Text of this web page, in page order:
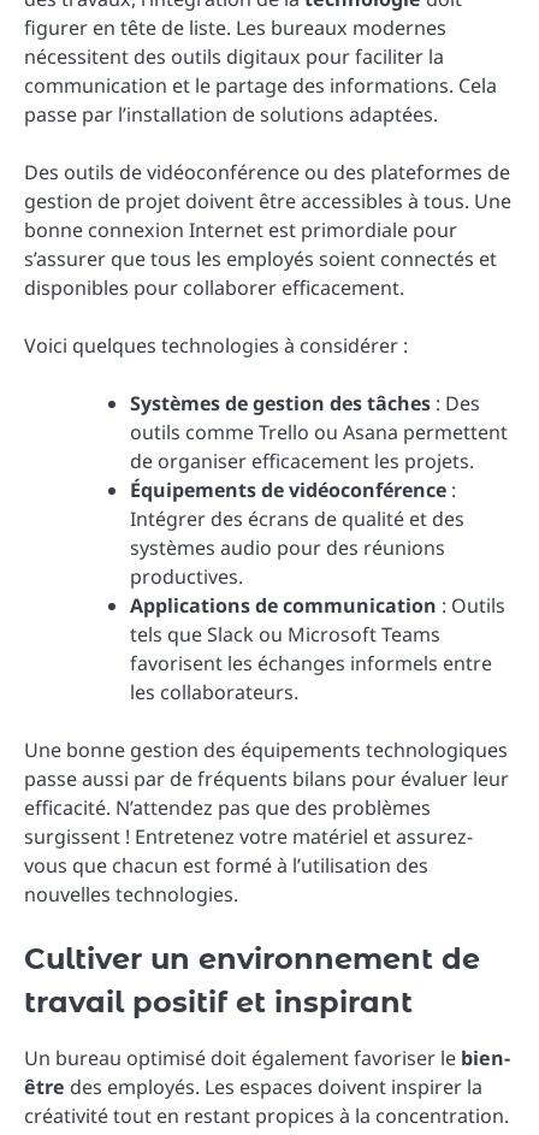
figurer en tête de liste. Les bureaux modernes
nécessitent des outils digitaux pour faciliter la
communication et le partage des informations. Cela
passe par l’installation de solutions adaptées.
Des outils de vidéoconférence ou des plateformes de
gestion de projet doivent être accessibles à tous. Une
bonne connexion Internet est primordiale pour
s’assurer que tous les employés soient connectés et
disponibles pour collaborer efficacement.
Voici quelques technologies à considérer :
Systèmes de gestion des tâches : Des
outils comme Trello ou Asana permettent
de organiser efficacement les projets.
Équipements de vidéoconférence :
Intégrer des écrans de qualité et des
systèmes audio pour des réunions
productives.
Applications de communication : Outils
tels que Slack ou Microsoft Teams
favorisent les échanges informels entre
les collaborateurs.
Une bonne gestion des équipements technologiques
passe aussi par de fréquents bilans pour évaluer leur
efficacité. N’attendez pas que des problèmes
surgissent ! Entretenez votre matériel et assurez-
vous que chacun est formé à l’utilisation des
nouvelles technologies.
Cultiver un environnement de
travail positif et inspirant
Un bureau optimisé doit également favoriser le bien-
être des employés. Les espaces doivent inspirer la
créativité tout en restant propices à la concentration.